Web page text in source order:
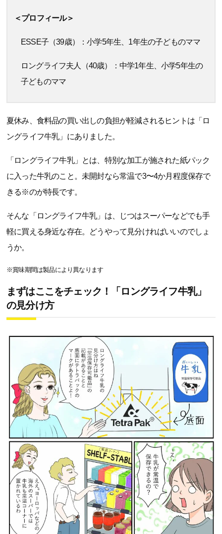
＜プロフィール＞
ESSE子（39歳）：小学5年生、1年生の子どものママ
ロングライフ夫人（40歳）：中学1年生、小学5年生の
子どものママ
夏休み、食料品の買い出しの負担が軽減されるヒントは「ロ
ングライフ牛乳」にありました。
「ロングライフ牛乳」とは、特別な加工が施された紙パック
に入った牛乳のこと。未開封なら常温で3〜4か月程度保存で
きる※のが特長です。
そんな「ロングライフ牛乳」は、じつはスーパーなどでも手
軽に買える身近な存在。どうやって見分ければいいのでしょ
うか。
※賞味期間は製品により異なります
まずはここをチェック！「ロングライフ牛乳」
の見分け方